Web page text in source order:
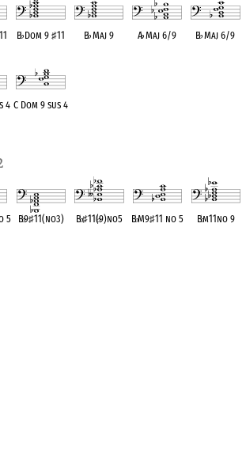
11 B♭Dom 9♯11 B♭Maj 9 A♭Maj 6/9 B♭Maj 6/9
4 C Dom 9 sus 4
5 B♭9♯11(no3) B♭♯11(♭9)no5 B♭M9♯11 no 5 B♭m11no 9